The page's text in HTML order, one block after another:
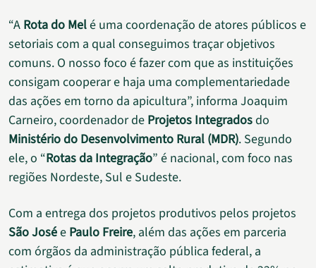
“A Rota do Melé uma coordenação de atores públicos e
setoriais com a qual conseguimos traçar objetivos
comuns. O nosso foco é fazer com que as instituições
consigam cooperar e haja uma complementariedade
das ações em torno da apicultura”, informa Joaquim
Carneiro, coordenador de Projetos Integradosdo
Ministério do Desenvolvimento Rural (MDR). Segundo
ele, o “Rotas da Integração” é nacional, com foco nas
regiões Nordeste, Sul e Sudeste.
Com a entrega dos projetos produtivos pelos projetos
São Josée Paulo Freire, além das ações em parceria
com órgãos da administração pública federal, a